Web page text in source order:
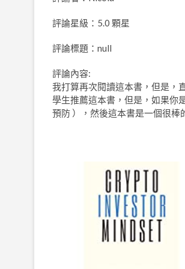
評論星級：5.0 顆星
評論標題：null
評論內容:
我打算再次閱讀這本書，但是，
學生推薦這本書，但是，如果你
預防 ），然後這本書是一個很棒